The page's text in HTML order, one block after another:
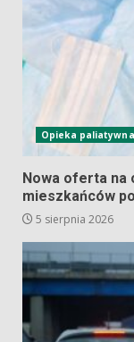
Opieka paliatywna
Nowa oferta na
mieszkańców
5 sierpnia 2026